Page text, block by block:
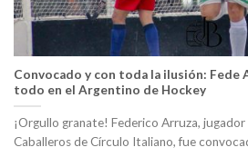
Convocado y con toda la ilusión: Fede
todo en el Argentino de Hockey
¡Orgullo granate! Federico Arruza,
Caballeros de Círculo Italiano, fue